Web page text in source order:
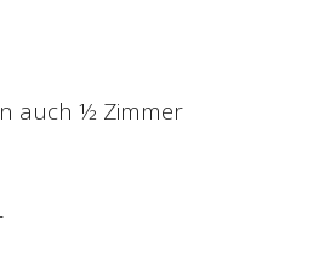
auch ½ Zimmer